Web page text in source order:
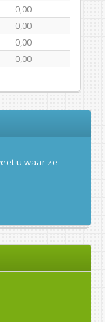
0,00
0,00
0,00
0,00
u waar ze